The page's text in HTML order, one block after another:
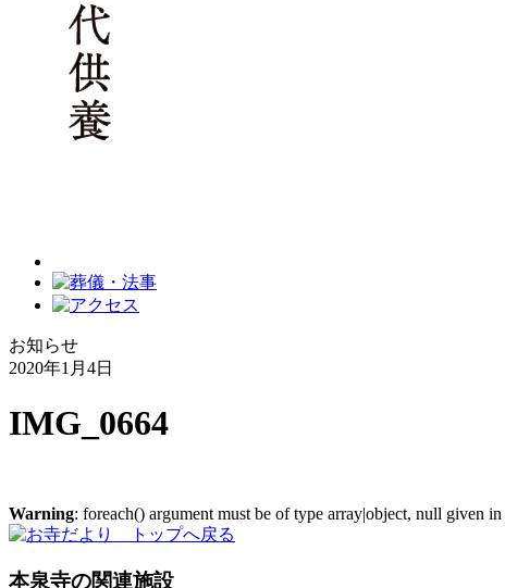
お知らせ
2020年1月4日
IMG_0664
Warning: foreach() argument must be of type array|object, null given in
本泉寺の関連施設